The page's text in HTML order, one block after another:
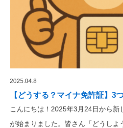
2025.04.8
【どうする？マイナ免許証】3
こんにちは！2025年3月24日から新
が始まりました。皆さん「どうしよ